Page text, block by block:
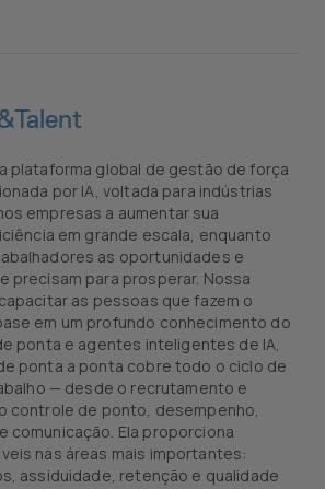
plataforma global de gestão de força
por IA, voltada para indústrias
empresas a aumentar sua
em grande escala, enquanto
as oportunidades e
precisam para prosperar. Nossa
as pessoas que fazem o
em um profundo conhecimento do
ponta e agentes inteligentes de IA,
ponta a ponta cobre todo o ciclo de
— desde o recrutamento e
controle de ponto, desempenho,
comunicação. Ela proporciona
nas áreas mais importantes:
assiduidade, retenção e qualidade